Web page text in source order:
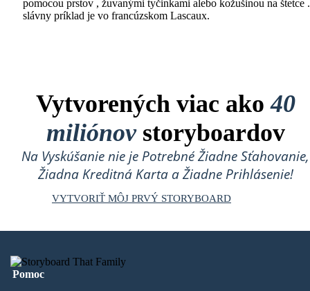
pomocou prstov , žuvanými tyčinkami alebo kožušinou na štetce
slávny príklad je vo francúzskom Lascaux.
Vytvorených viac ako40
miliónovstoryboardov
Na Vyskúšanie nie je Potrebné Žiadne Sťahovanie,
Žiadna Kreditná Karta a Žiadne Prihlásenie!
VYTVORIŤ MÔJ PRVÝ STORYBOARD
Pomoc